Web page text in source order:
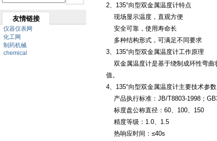
友情链接
仪器仪表网
化工网
制药机械
chemical
2、135°向型双金属温度计特点
现场显示温度，直观方便
安全可靠，使用寿命长
多种结构形式，可满足不同要求
3、135°向型双金属温度计工作原理
双金属温度计是基于绕制成环性弯曲
值。
4、135°向型双金属温度计主要技术参数
产品执行标准：JB/T8803-1998；
标度盘公称直径：60、100、150
精度等级：1.0、1.5
热响应时间：≤40s